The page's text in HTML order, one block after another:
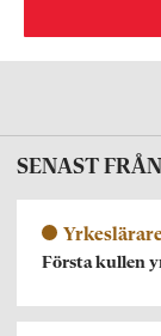
SENAST
Första kullen